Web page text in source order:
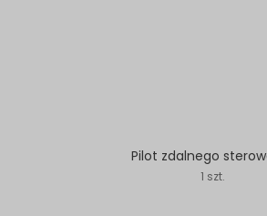
Pilot zdalnego
1 szt.